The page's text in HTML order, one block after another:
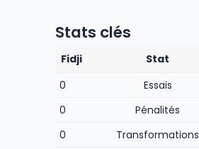
Stats clés
Fidji Stat
0
Essais
0
Pénalités
0
Transformations